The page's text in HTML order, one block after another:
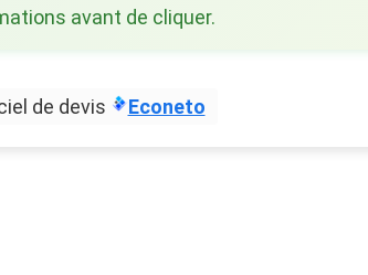
avant de cliquer.
de devis Econeto